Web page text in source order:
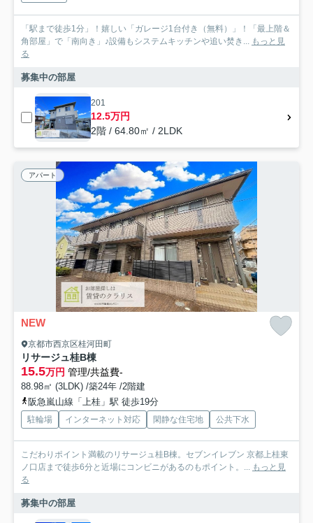
「駅まで徒歩1分」！嬉しい「ガレージ1台付き（無料）」！「最上階＆
角部屋」で「南向き」♪設備もシステムキッチンや追い焚き... もっと見
る
募集中の部屋
201
12.5万円
2階 / 64.80㎡ / 2LDK
アパート
NEW
京都市西京区桂河田町
リサージュ桂B棟
15.5万円 管理/共益費-
88.98㎡ (3LDK) /築24年 /2階建
阪急嵐山線「上桂」駅 徒歩19分
駐輪場 インターネット対応 閑静な住宅地 公共下水
こだわりポイント満載のリサージュ桂B棟。セブンイレブン 京都上桂東
ノ口店まで徒歩6分と近場にコンビニがあるのもポイント。... もっと見
る
募集中の部屋